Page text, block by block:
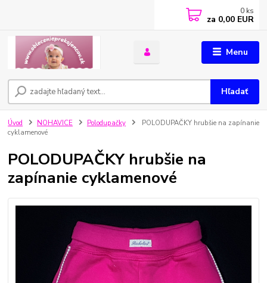
Menu
Hľadať
0 ks
za 0,00 EUR
Úvod NOHAVICE Polodupačky
POLODUPAČKY hrubšie na zapínanie
cyklamenové
POLODUPAČKY hrubšie na
zapínanie cyklamenové